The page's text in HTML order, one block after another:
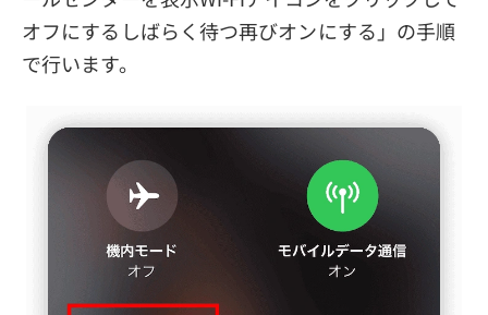
オフにするしばらく待つ再びオンにする」の手順
で行います。